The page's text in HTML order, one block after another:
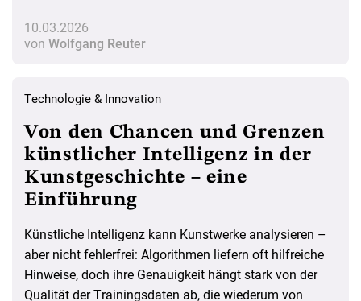
10.03.2026
von Wolfgang Reuter
Technologie & Innovation
Von den Chancen und Grenzen
künstlicher Intelligenz in der
Kunstgeschichte – eine
Einführung
Künstliche Intelligenz kann Kunstwerke analysieren –
aber nicht fehlerfrei: Algorithmen liefern oft hilfreiche
Hinweise, doch ihre Genauigkeit hängt stark von der
Qualität der Trainingsdaten ab, die wiederum von